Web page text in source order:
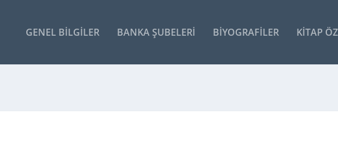
GENEL BILGILER BANKA ŞUBELERI BIYOGRAFILER KITAP